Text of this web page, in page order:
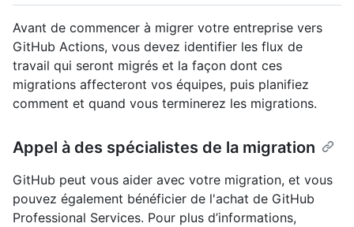
Avant de commencer à migrer votre entreprise vers
GitHub Actions, vous devez identifier les flux de
travail qui seront migrés et la façon dont ces
migrations affecteront vos équipes, puis planifiez
comment et quand vous terminerez les migrations.
Appel à des spécialistes de la migration
GitHub peut vous aider avec votre migration, et vous
pouvez également bénéficier de l'achat de GitHub
Professional Services. Pour plus d’informations,